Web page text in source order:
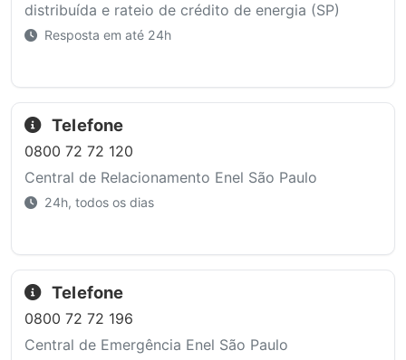
distribuída e rateio de crédito de energia (SP)
Resposta em até 24h
Telefone
0800 72 72 120
Central de Relacionamento Enel São Paulo
24h, todos os dias
Telefone
0800 72 72 196
Central de Emergência Enel São Paulo